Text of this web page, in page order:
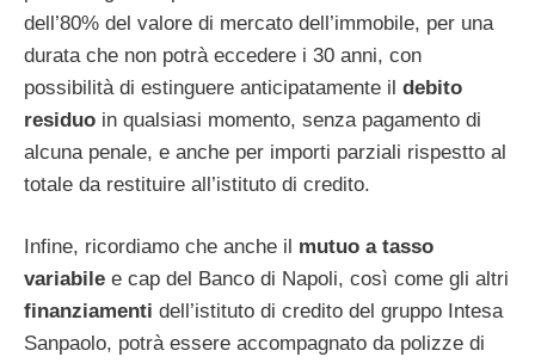
dell’80% del valore di mercato dell’immobile, per una
durata che non potrà eccedere i 30 anni, con
possibilità di estinguere anticipatamente il debito
residuo in qualsiasi momento, senza pagamento di
alcuna penale, e anche per importi parziali rispestto al
totale da restituire all’istituto di credito.
Infine, ricordiamo che anche il mutuo a tasso
variabile e cap del Banco di Napoli, così come gli altri
finanziamenti dell’istituto di credito del gruppo Intesa
Sanpaolo, potrà essere accompagnato da polizze di